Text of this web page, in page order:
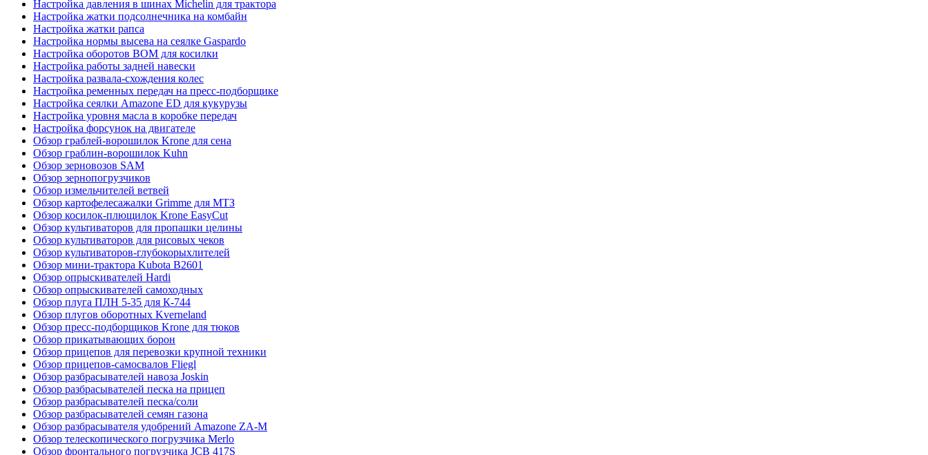
Настройка давления в шинах Michelin для трактора
Настройка жатки подсолнечника на комбайн
Настройка жатки рапса
Настройка нормы высева на сеялке Gaspardo
Настройка оборотов ВОМ для косилки
Настройка работы задней навески
Настройка развала-схождения колес
Настройка ременных передач на пресс-подборщике
Настройка сеялки Amazone ED для кукурузы
Настройка уровня масла в коробке передач
Настройка форсунок на двигателе
Обзор граблей-ворошилок Krone для сена
Обзор граблин-ворошилок Kuhn
Обзор зерновозов SAM
Обзор зернопогрузчиков
Обзор измельчителей ветвей
Обзор картофелесажалки Grimme для МТЗ
Обзор косилок-плющилок Krone EasyCut
Обзор культиваторов для пропашки целины
Обзор культиваторов для рисовых чеков
Обзор культиваторов-глубокорыхлителей
Обзор мини-трактора Kubota B2601
Обзор опрыскивателей Hardi
Обзор опрыскивателей самоходных
Обзор плуга ПЛН 5-35 для К-744
Обзор плугов оборотных Kverneland
Обзор пресс-подборщиков Krone для тюков
Обзор прикатывающих борон
Обзор прицепов для перевозки крупной техники
Обзор прицепов-самосвалов Fliegl
Обзор разбрасывателей навоза Joskin
Обзор разбрасывателей песка на прицеп
Обзор разбрасывателей песка/соли
Обзор разбрасывателей семян газона
Обзор разбрасывателя удобрений Amazone ZA-M
Обзор телескопического погрузчика Merlo
Обзор фронтального погрузчика JCB 417S